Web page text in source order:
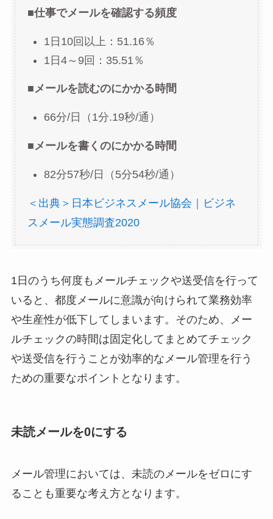
■仕事でメールを確認する頻度
1日10回以上：51.16％
1日4～9回：35.51％
■メールを読むのにかかる時間
66分/日（1分.19秒/通）
■メールを書くのにかかる時間
82分57秒/日（5分54秒/通）
＜出典＞日本ビジネスメール協会｜ビジネ
スメール実態調査2020
1日のうち何度もメールチェックや送受信を行って
いると、都度メールに意識が向けられて業務効率
や生産性が低下してしまいます。そのため、メー
ルチェックの時間は固定化してまとめてチェック
や送受信を行うことが効率的なメール管理を行う
ための重要なポイントとなります。
未読メールを0にする
メール管理においては、未読のメールをゼロにす
ることも重要な考え方となります。